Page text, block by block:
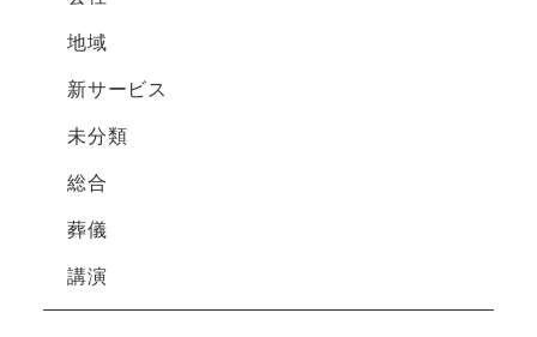
地域
新サービス
未分類
総合
葬儀
講演